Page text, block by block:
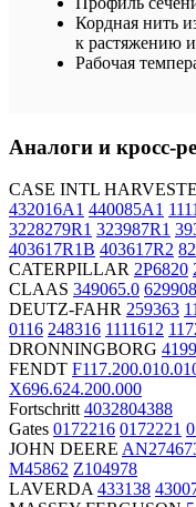
Кордная нить
к растяжению
Рабочая
Аналоги и кросс-
CASE INTL
432016A1 440085A1
3228279R1 323987R1
403617R1B 403617R2
CATERPILLAR 2P6820
CLAAS 349065.0
DEUTZ-FAHR 259363
0116 248316 1111612
DRONNINGBORG
FENDT
X696.624.200.000
Fortschritt 4032804388
Gates 0172216 0172221
JOHN DEERE
M45862 Z104978
LAVERDA 433138